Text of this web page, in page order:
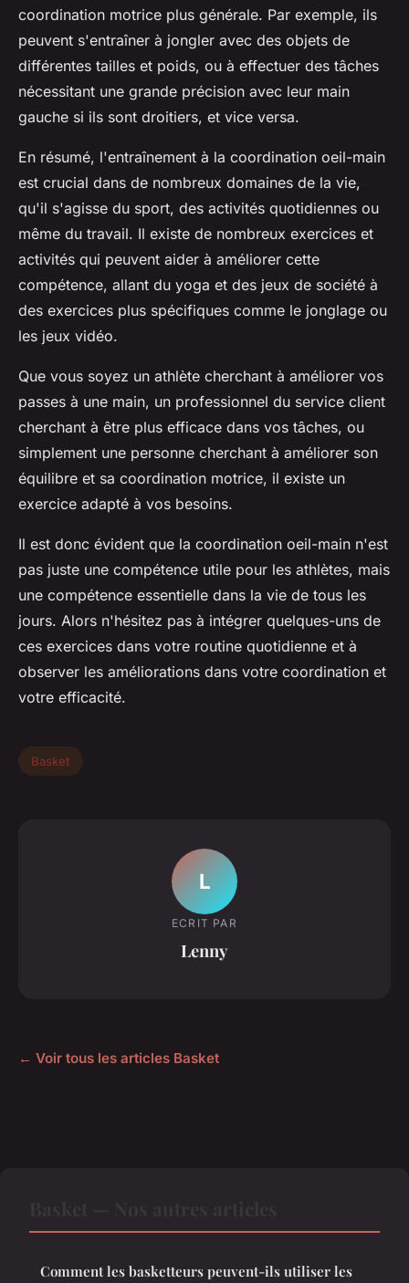
coordination motrice plus générale. Par exemple, ils
peuvent s'entraîner à jongler avec des objets de
différentes tailles et poids, ou à effectuer des tâches
nécessitant une grande précision avec leur main
gauche si ils sont droitiers, et vice versa.
En résumé, l'entraînement à la coordination oeil-main
est crucial dans de nombreux domaines de la vie,
qu'il s'agisse du sport, des activités quotidiennes ou
même du travail. Il existe de nombreux exercices et
activités qui peuvent aider à améliorer cette
compétence, allant du yoga et des jeux de société à
des exercices plus spécifiques comme le jonglage ou
les jeux vidéo.
Que vous soyez un athlète cherchant à améliorer vos
passes à une main, un professionnel du service client
cherchant à être plus efficace dans vos tâches, ou
simplement une personne cherchant à améliorer son
équilibre et sa coordination motrice, il existe un
exercice adapté à vos besoins.
Il est donc évident que la coordination oeil-main n'est
pas juste une compétence utile pour les athlètes, mais
une compétence essentielle dans la vie de tous les
jours. Alors n'hésitez pas à intégrer quelques-uns de
ces exercices dans votre routine quotidienne et à
observer les améliorations dans votre coordination et
votre efficacité.
Basket
L
ECRIT PAR
Lenny
← Voir tous les articles Basket
Comment les basketteurs peuvent-ils utiliser les